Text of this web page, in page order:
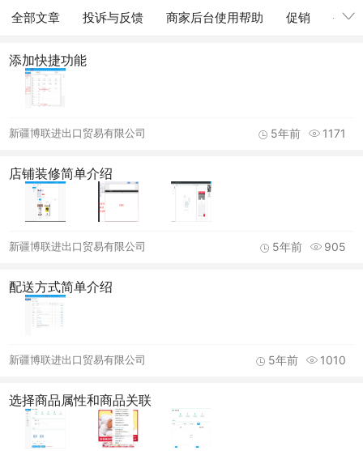
全部文章 投诉与反馈 商家后台使用帮助 促销 公告
添加快捷功能
新疆博联进出口贸易有限公司 5年前 1171
店铺装修简单介绍
新疆博联进出口贸易有限公司 5年前 905
配送方式简单介绍
新疆博联进出口贸易有限公司 5年前 1010
选择商品属性和商品关联